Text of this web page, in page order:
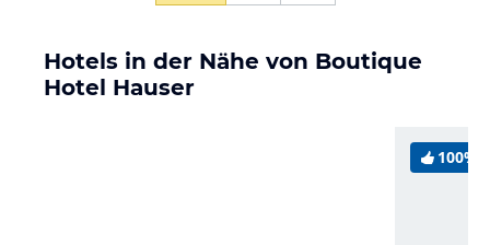
Hotels in der Nähe von Boutique
Hotel Hauser
100%